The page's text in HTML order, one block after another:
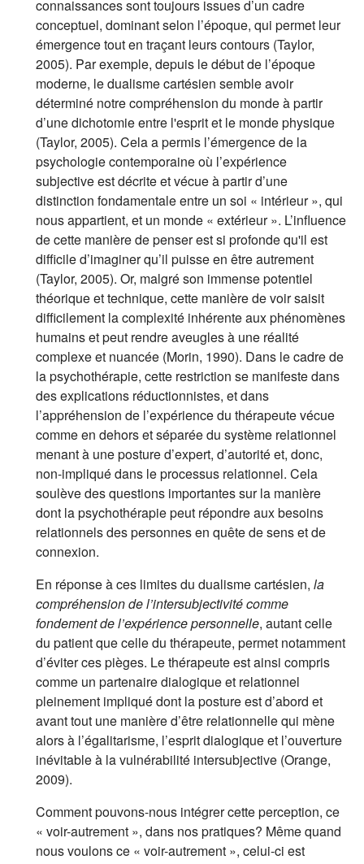
connaissances sont toujours issues d’un cadre
conceptuel, dominant selon l’époque, qui permet leur
émergence tout en traçant leurs contours (Taylor,
2005). Par exemple, depuis le début de l’époque
moderne, le dualisme cartésien semble avoir
déterminé notre compréhension du monde à partir
d’une dichotomie entre l'esprit et le monde physique
(Taylor, 2005). Cela a permis l’émergence de la
psychologie contemporaine où l’expérience
subjective est décrite et vécue à partir d’une
distinction fondamentale entre un soi « intérieur », qui
nous appartient, et un monde « extérieur ». L’influence
de cette manière de penser est si profonde qu'il est
difficile d’imaginer qu’il puisse en être autrement
(Taylor, 2005). Or, malgré son immense potentiel
théorique et technique, cette manière de voir saisit
difficilement la complexité inhérente aux phénomènes
humains et peut rendre aveugles à une réalité
complexe et nuancée (Morin, 1990). Dans le cadre de
la psychothérapie, cette restriction se manifeste dans
des explications réductionnistes, et dans
l’appréhension de l’expérience du thérapeute vécue
comme en dehors et séparée du système relationnel
menant à une posture d’expert, d’autorité et, donc,
non-impliqué dans le processus relationnel. Cela
soulève des questions importantes sur la manière
dont la psychothérapie peut répondre aux besoins
relationnels des personnes en quête de sens et de
connexion.
En réponse à ces limites du dualisme cartésien, la
compréhension de l’intersubjectivité comme
fondement de l’expérience personnelle, autant celle
du patient que celle du thérapeute, permet notamment
d’éviter ces pièges. Le thérapeute est ainsi compris
comme un partenaire dialogique et relationnel
pleinement impliqué dont la posture est d’abord et
avant tout une manière d’être relationnelle qui mène
alors à l’égalitarisme, l’esprit dialogique et l’ouverture
inévitable à la vulnérabilité intersubjective (Orange,
2009).
Comment pouvons-nous intégrer cette perception, ce
« voir-autrement », dans nos pratiques? Même quand
nous voulons ce « voir-autrement », celui-ci est